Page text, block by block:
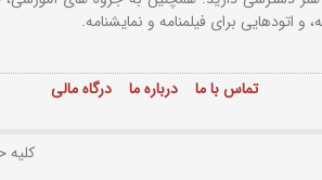
و اتودهایی برای فیلمنامه و نمایشنامه.
تماس با ما درباره ما درگاه مالی